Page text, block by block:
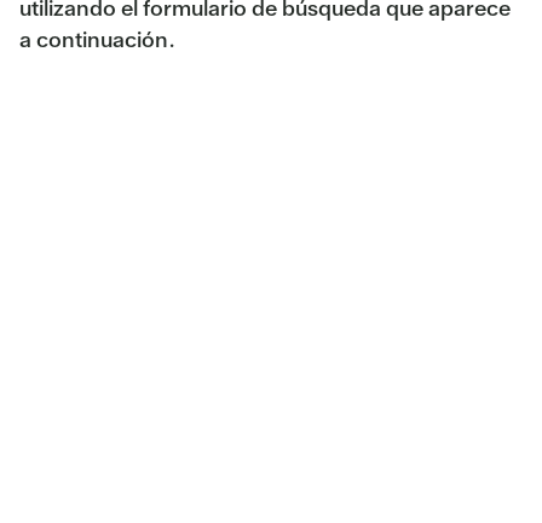
utilizando el formulario de búsqueda que aparece
a continuación.